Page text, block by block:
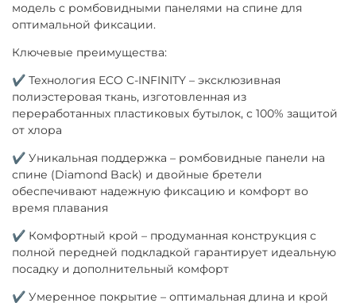
модель с ромбовидными панелями на спине для
оптимальной фиксации.
Ключевые преимущества:
✔ Технология ECO C-INFINITY – эксклюзивная
полиэстеровая ткань, изготовленная из
переработанных пластиковых бутылок, с 100% защитой
от хлора
✔ Уникальная поддержка – ромбовидные панели на
спине (Diamond Back) и двойные бретели
обеспечивают надежную фиксацию и комфорт во
время плавания
✔ Комфортный крой – продуманная конструкция с
полной передней подкладкой гарантирует идеальную
посадку и дополнительный комфорт
✔ Умеренное покрытие – оптимальная длина и крой